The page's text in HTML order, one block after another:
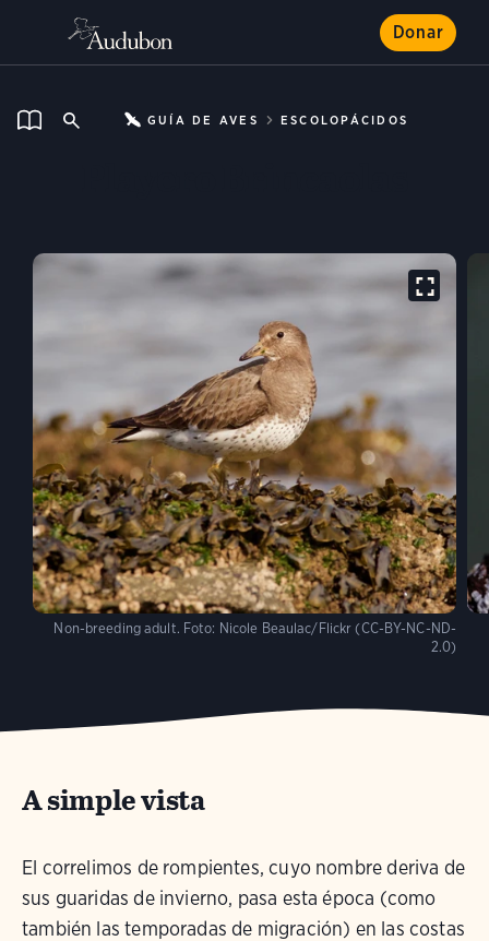
Donar
GUÍA DE AVES ESCOLOPÁCIDOS
Non-breeding adult. Foto: Nicole Beaulac/Flickr (CC-BY-NC-ND-
2.0)
A simple vista
El correlimos de rompientes, cuyo nombre deriva de
sus guaridas de invierno, pasa esta época (como
también las temporadas de migración) en las costas